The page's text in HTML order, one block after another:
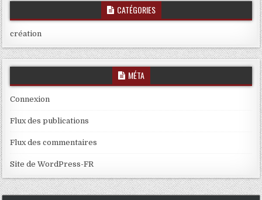
CATÉGORIES
création
MÉTA
Connexion
Flux des publications
Flux des commentaires
Site de WordPress-FR